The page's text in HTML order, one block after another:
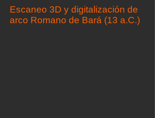
Escaneo 3D y digitalización de
arco Romano de Bará (13 a.C.)